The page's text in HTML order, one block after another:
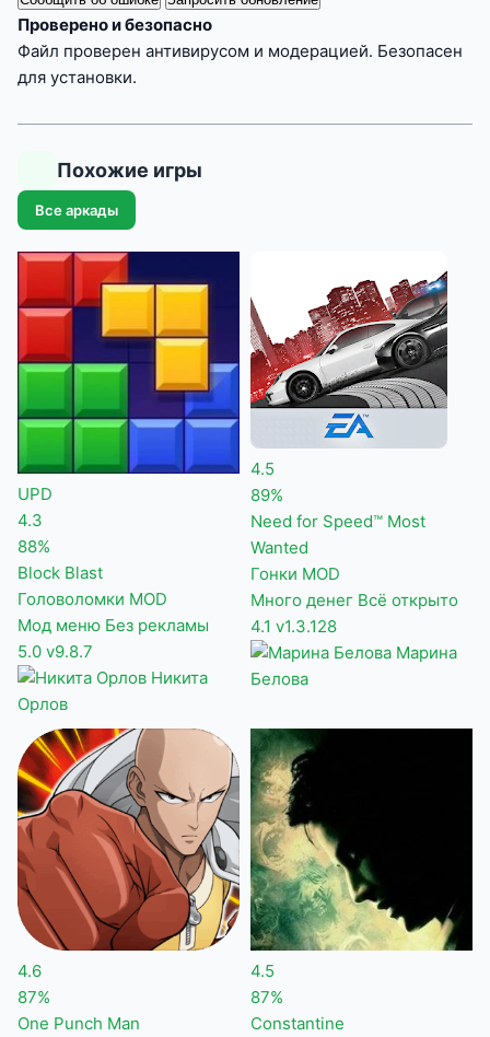
Проверено и безопасно
Файл проверен антивирусом и модерацией. Безопасен
для установки.
Похожие игры
Все аркады
UPD
4.3
88%
Block Blast
Головоломки MOD
Мод меню Без рекламы
5.0 v9.8.7
Никита
Орлов
4.5
89%
Need for Speed™ Most
Wanted
Гонки MOD
Много денег Всё открыто
4.1 v1.3.128
Марина
Белова
4.6
87%
One Punch Man
4.5
87%
Constantine